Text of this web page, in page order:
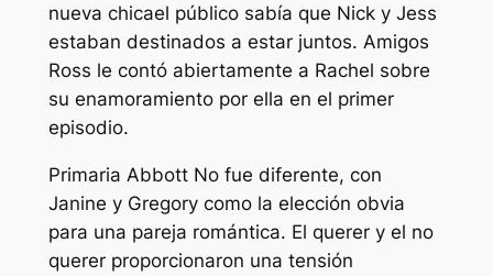
nueva chicael público sabía que Nick y Jess
estaban destinados a estar juntos. Amigos
Ross le contó abiertamente a Rachel sobre
su enamoramiento por ella en el primer
episodio.
Primaria AbbottNo fue diferente, con
Janine y Gregory como la elección obvia
para una pareja romántica. El querer y el no
querer proporcionaron una tensión